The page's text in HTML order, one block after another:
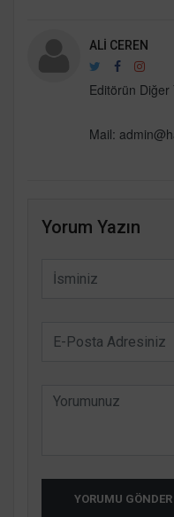
ALI CEREN
Editörün Diğer
Mail:
Yorum Yazın
YORUMU GÖNDER